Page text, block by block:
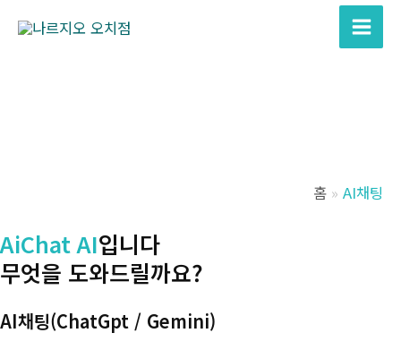
Main
홈 AI채팅
AiChat AI입니다
무엇을 도와드릴까요?
AI채팅(ChatGpt / Gemini)